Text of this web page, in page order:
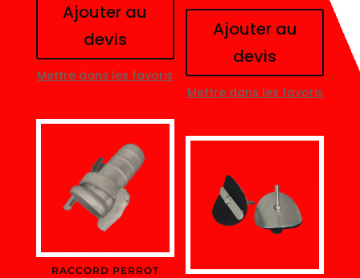
Ajouter au
devis
Mettre dans les favoris
Ajouter au
devis
Mettre dans les favoris
RACCORD PERROT